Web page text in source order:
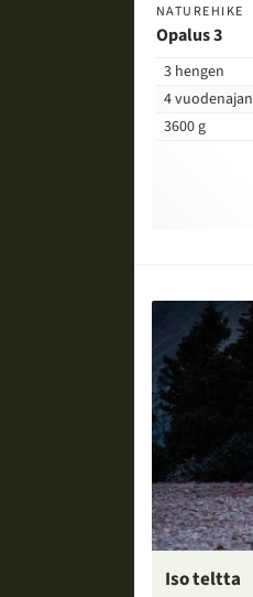
NATUREHIKE
Opalus 3
3 hengen
4 vuodenajan
3600 g
Iso teltta